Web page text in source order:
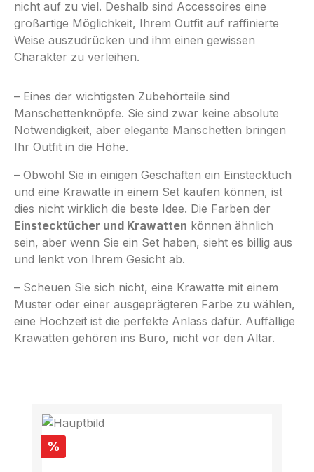
nicht auf zu viel. Deshalb sind Accessoires eine
großartige Möglichkeit, Ihrem Outfit auf raffinierte
Weise auszudrücken und ihm einen gewissen
Charakter zu verleihen.
– Eines der wichtigsten Zubehörteile sind
Manschettenknöpfe. Sie sind zwar keine absolute
Notwendigkeit, aber elegante Manschetten bringen
Ihr Outfit in die Höhe.
– Obwohl Sie in einigen Geschäften ein Einstecktuch
und eine Krawatte in einem Set kaufen können, ist
dies nicht wirklich die beste Idee. Die Farben der
Einstecktücher und Krawatten können ähnlich
sein, aber wenn Sie ein Set haben, sieht es billig aus
und lenkt von Ihrem Gesicht ab.
– Scheuen Sie sich nicht, eine Krawatte mit einem
Muster oder einer ausgeprägteren Farbe zu wählen,
eine Hochzeit ist die perfekte Anlass dafür. Auffällige
Krawatten gehören ins Büro, nicht vor den Altar.
Produktgalerie überspringen
Rabatt
%